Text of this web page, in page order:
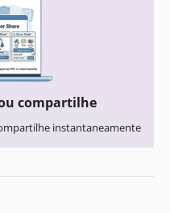
compartilhe
instantaneamente